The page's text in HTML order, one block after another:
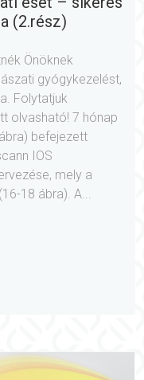
(2.rész)
Önöknek
gyógykezelést,
Folytatjuk
olvasható! 7 hónap
befejezett
IOS
mely a
18 ábra). A...